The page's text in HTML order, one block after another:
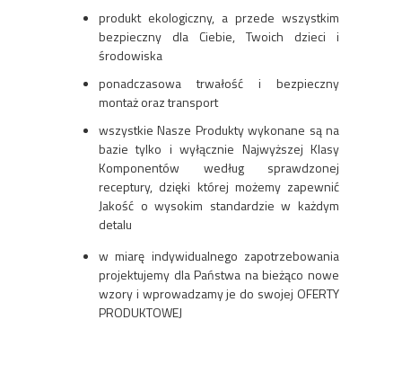
produkt ekologiczny, a przede wszystkim
bezpieczny dla Ciebie, Twoich dzieci i
środowiska
ponadczasowa trwałość i bezpieczny
montaż oraz transport
wszystkie Nasze Produkty wykonane są na
bazie tylko i wyłącznie Najwyższej Klasy
Komponentów według sprawdzonej
receptury, dzięki której możemy zapewnić
Jakość o wysokim standardzie w każdym
detalu
w miarę indywidualnego zapotrzebowania
projektujemy dla Państwa na bieżąco nowe
wzory i wprowadzamy je do swojej OFERTY
PRODUKTOWEJ